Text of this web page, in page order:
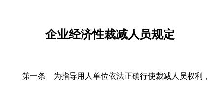
企业经济性裁减人员规定
第一条 为指导用人单位依法正确行使裁减人员权利，